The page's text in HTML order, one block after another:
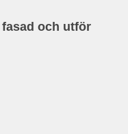
och utför